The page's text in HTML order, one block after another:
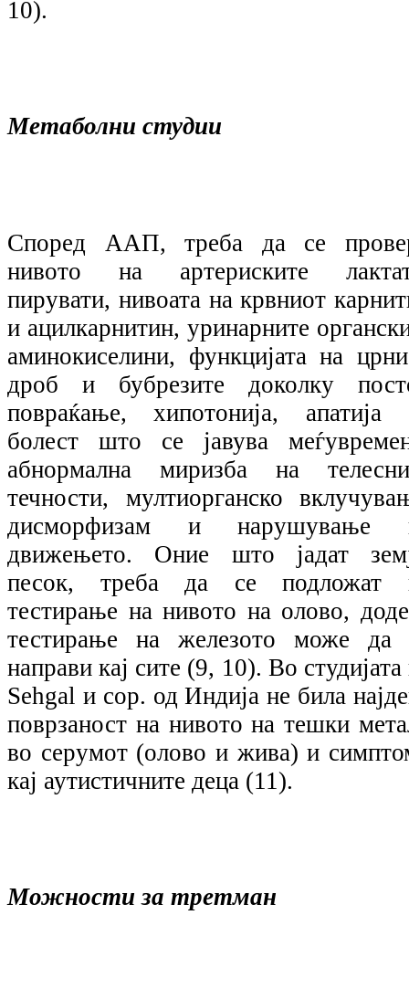
10).
Метаболни студии
Според ААП, треба да се
нивото на артериските
пирувати, нивоата на крвниот
и ацилкарнитин, уринарните
аминокиселини, функцијата на
дроб и бубрезите доколку
повраќање, хипотонија, апатија
болест што се јавува
абнормална миризба на
течности, мултиорганско
дисморфизам и нарушување
движењето. Оние што јадат
песок, треба да се подложат
тестирање на нивото на олово,
тестирање на железото може да
направи кај сите (9, 10). Во студијата
Sehgal и cop. од Индија не била
поврзаност на нивото на тешки
во серумот (олово и жива) и
кај аутистичните деца (11).
Можности за третман